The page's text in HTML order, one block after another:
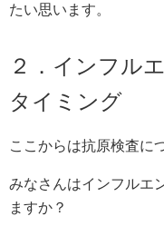
たい思います。
２．インフル
タイミング
ここからは抗原検査に
みなさんはインフルエ
ますか？